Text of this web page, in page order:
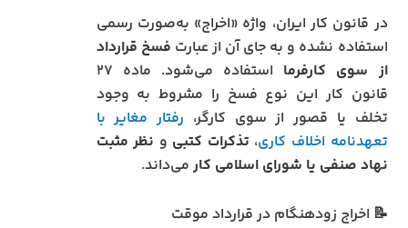
در قانون کار ایران، واژه «اخراج» به‌صورت رسمی
استفاده نشده و به جای آن از عبارت فسخ قرارداد
از سوی کارفرما
استفاده می‌شود. ماده ۲۷
قانون کار این نوع فسخ را مشروط به وجود
تخلف یا قصور از سوی کارگر، رفتار مغایر با
تعهدنامه اخلاف کاری، تذکرات کتبی و نظر مثبت
نهاد صنفی یا شورای اسلامی کار می‌داند.
📝 اخراج زودهنگام در قرارداد موقت